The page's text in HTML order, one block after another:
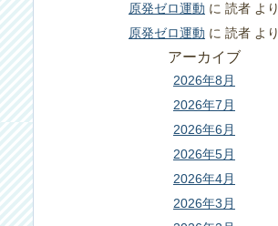
原発ゼロ運動 に 読者 より
原発ゼロ運動 に 読者 より
アーカイブ
2026年8月
2026年7月
2026年6月
2026年5月
2026年4月
2026年3月